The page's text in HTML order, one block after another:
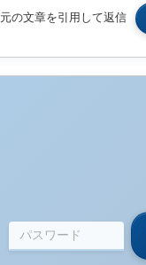
元の文章を引用して返信